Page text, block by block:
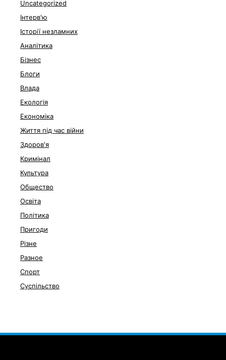
Uncategorized
Інтерв'ю
Історії незламних
Аналітика
Бізнес
Блоги
Влада
Екологія
Економіка
Життя під час війни
Здоров'я
Кримінал
Культура
Общество
Освіта
Політика
Пригоди
Різне
Разное
Спорт
Суспільство